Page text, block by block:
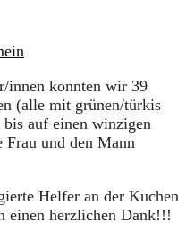
innen konnten wir 39
(alle mit grünen/türkis
bis auf einen winzigen
Frau und den Mann
Helfer an der Kuchen
einen herzlichen Dank!!!